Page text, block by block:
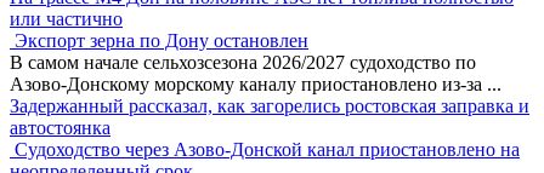
или частично
Экспорт зерна по Дону остановлен
В самом начале сельхозсезона 2026/2027 судоходство по
Азово-Донскому морскому каналу приостановлено из-за ...
Задержанный рассказал, как загорелись ростовская заправка и
автостоянка
Судоходство через Азово-Донской канал приостановлено на